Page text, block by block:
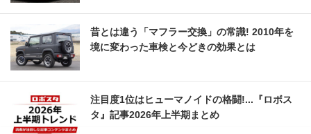
昔とは違う「マフラー交換」の常識! 2010年を
境に変わった車検と今どきの効果とは
注目度1位はヒューマノイドの格闘!...『ロボス
タ』記事2026年上半期まとめ